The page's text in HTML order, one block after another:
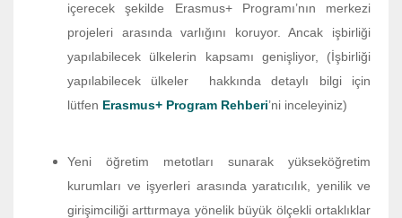
içerecek şekilde Erasmus+ Programı’nın merkezi
projeleri arasında varlığını koruyor. Ancak işbirliği
yapılabilecek ülkelerin kapsamı genişliyor, (İşbirliği
yapılabilecek ülkeler hakkında detaylı bilgi için
lütfen Erasmus+ Program Rehberi’ni inceleyiniz)
Yeni öğretim metotları sunarak yükseköğretim
kurumları ve işyerleri arasında yaratıcılık, yenilik ve
girişimciliği arttırmaya yönelik büyük ölçekli ortaklıklar